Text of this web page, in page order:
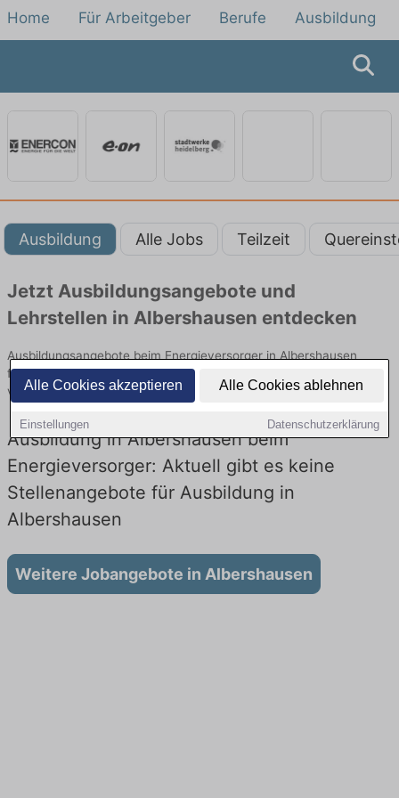
Alle Cookies akzeptieren Alle Cookies ablehnen
Einstellungen Datenschutzerklärung
Home Für Arbeitgeber Berufe Ausbildung
Ausbildung Alle Jobs Teilzeit
Jetzt Ausbildungsangebote und
Lehrstellen in Albershausen entdecken
Ausbildungsangebote beim Energieversorger in Albershausen
finden Sie von namhaften Firmen. Entdecken Sie freie Optionen
von Top-Arbeitgebern und bewerben Sie sich noch heute.
Ausbildung in Albershausen beim
Energieversorger: Aktuell gibt es keine
Stellenangebote für Ausbildung in
Albershausen
Weitere Jobangebote in Albershausen